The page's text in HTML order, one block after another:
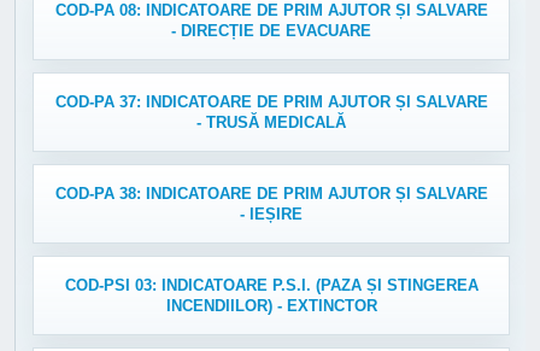
COD-PA 08: INDICATOARE DE PRIM AJUTOR ȘI SALVARE
- DIRECȚIE DE EVACUARE
COD-PA 37: INDICATOARE DE PRIM AJUTOR ȘI SALVARE
- TRUSĂ MEDICALĂ
COD-PA 38: INDICATOARE DE PRIM AJUTOR ȘI SALVARE
- IEȘIRE
COD-PSI 03: INDICATOARE P.S.I. (PAZA ȘI STINGEREA
INCENDIILOR) - EXTINCTOR